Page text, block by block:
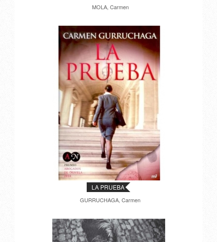
MOLA, Carmen
LA PRUEBA
GURRUCHAGA, Carmen